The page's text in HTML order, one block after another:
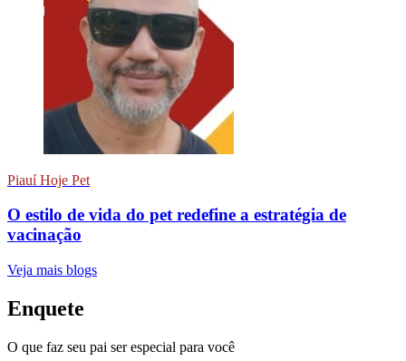
Piauí Hoje Pet
O estilo de vida do pet redefine a estratégia de
vacinação
Veja mais blogs
Enquete
O que faz seu pai ser especial para você